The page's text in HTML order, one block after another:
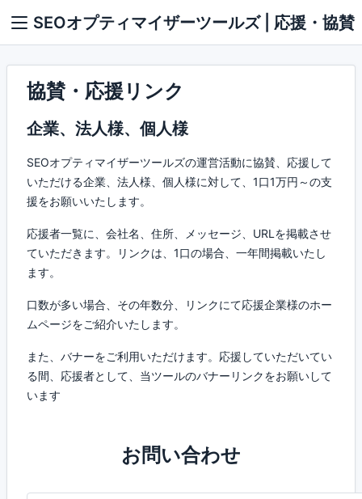
SEOオプティマイザーツールズ | 応援・協賛
協賛・応援リンク
企業、法人様、個人様
SEOオプティマイザーツールズの運営活動に協賛、応援して
いただける企業、法人様、個人様に対して、1口1万円～の支
援をお願いいたします。
応援者一覧に、会社名、住所、メッセージ、URLを掲載させ
ていただきます。リンクは、1口の場合、一年間掲載いたし
ます。
口数が多い場合、その年数分、リンクにて応援企業様のホー
ムページをご紹介いたします。
また、バナーをご利用いただけます。応援していただいてい
る間、応援者として、当ツールのバナーリンクをお願いして
います
お問い合わせ